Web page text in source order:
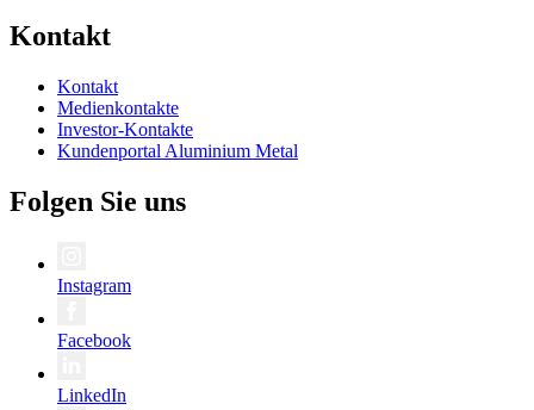
Kontakt
Kontakt
Medienkontakte
Investor-Kontakte
Kundenportal Aluminium Metal
Folgen Sie uns
Instagram
Facebook
LinkedIn